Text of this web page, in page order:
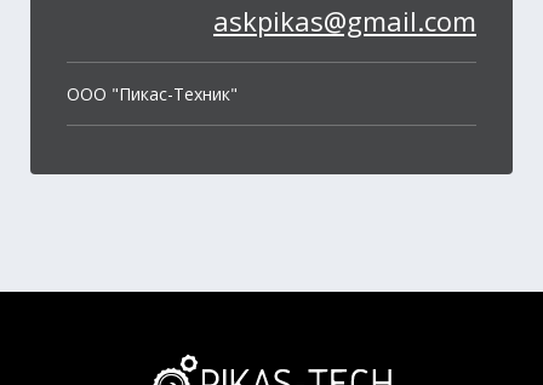
askpikas@gmail.com
OOO "Пикас-Техник"